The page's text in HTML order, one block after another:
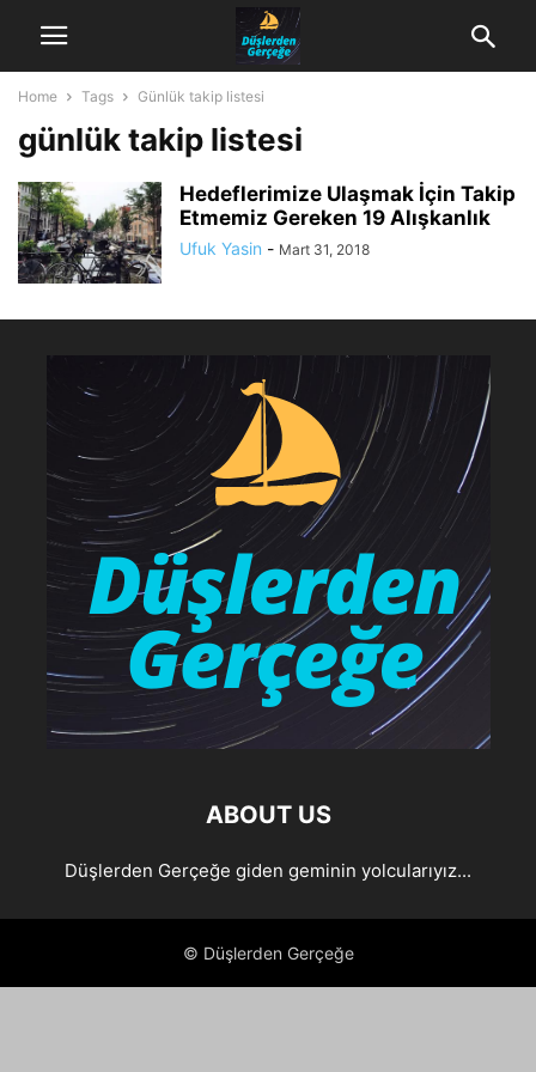
Home Tags Günlük takip listesi
günlük takip listesi
Hedeflerimize Ulaşmak İçin Takip
Etmemiz Gereken 19 Alışkanlık
Ufuk Yasin - Mart 31, 2018
ABOUT US
Düşlerden Gerçeğe giden geminin yolcularıyız...
© Düşlerden Gerçeğe